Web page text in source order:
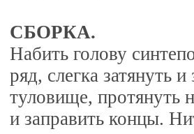
СБОРКА.
Набить голову
ряд, слегка затянуть
туловище, протянуть
и заправить концы.